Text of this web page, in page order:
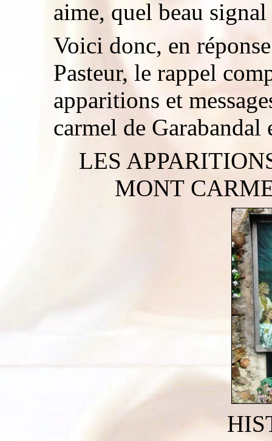
aime, quel beau
Voici donc, en
Pasteur, le rappel
apparitions et
carmel de Garabandal
LES
MONT